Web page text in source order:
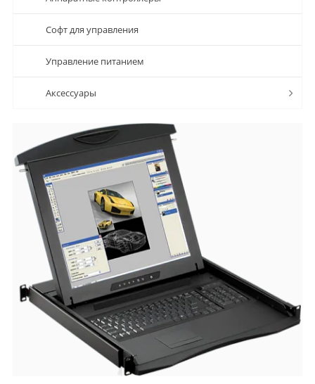
Софт для управления
Управление питанием
Аксессуары